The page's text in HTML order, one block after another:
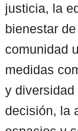
justicia, la
bienestar
comunidad
medidas
y diversidad
decisión, la